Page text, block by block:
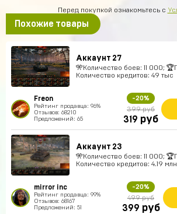
Перед покупкой ознакомьтесь с
Похожие товары
Аккаунт 27
🎌Количество боев: 11 000;
Количество кредитов: 49 тыс
Freon
Рейтинг продавца: 96%
Отзывов: 68210
Предложений: 65
-20%
399 руб
319 руб
Аккаунт 23
🎌Количество боев: 11 000;
Количество кредитов: 4.19 млн
mirror inc
Рейтинг продавца: 99%
Отзывов: 68167
Предложений: 51
-20%
499 руб
399 руб